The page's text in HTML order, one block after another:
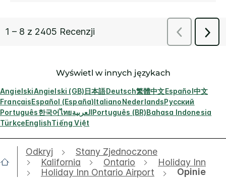
Wyświetl w innych językach
AngielskiAngielski (GB)日本語Deutsch繁體中文Español中文
FrançaisEspañol (España)ItalianoNederlandsРусский
Português한국어ไทยالعربيةPortuguês (BR)Bahasa Indonesia
TürkçeEnglishTiếng Việt
Odkryj
Stany Zjednoczone
Kalifornia
Ontario
Holiday Inn
Holiday Inn Ontario Airport
Opinie